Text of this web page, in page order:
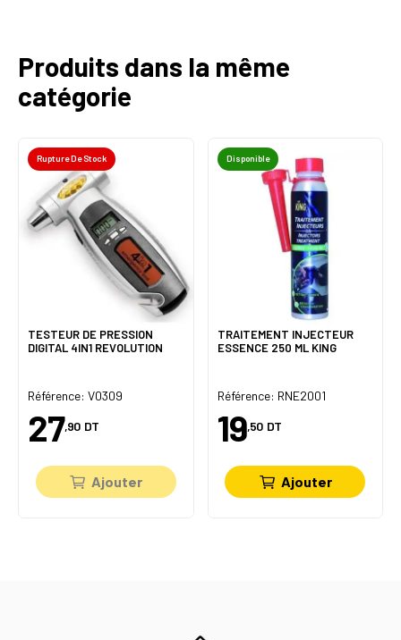
Produits dans la même
catégorie
Rupture De Stock
TESTEUR DE PRESSION
DIGITAL 4IN1 REVOLUTION
Référence: V0309
27,90 DT
Ajouter
Disponible
TRAITEMENT INJECTEUR
ESSENCE 250 ML KING
Référence: RNE2001
19,50 DT
Ajouter